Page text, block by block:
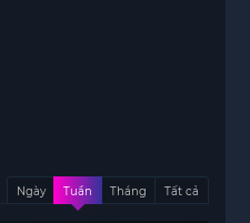
Ngày Tuần Tháng Tất cả